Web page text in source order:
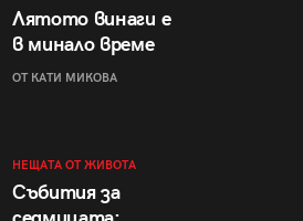
Лятото винаги е
в минало време
ОТ КАТИ МИКОВА
НЕЩАТА ОТ ЖИВОТА
Събития за